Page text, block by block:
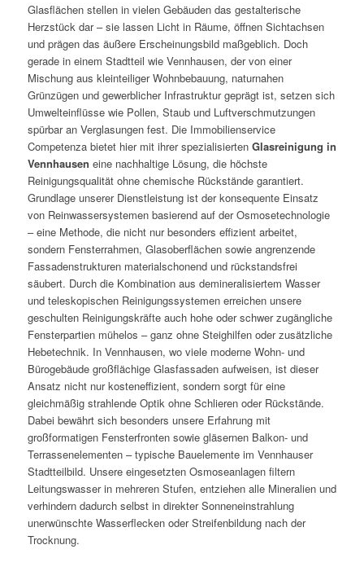
Glasflächen stellen in vielen Gebäuden das gestalterische
Herzstück dar – sie lassen Licht in Räume, öffnen Sichtachsen
und prägen das äußere Erscheinungsbild maßgeblich. Doch
gerade in einem Stadtteil wie Vennhausen, der von einer
Mischung aus kleinteiliger Wohnbebauung, naturnahen
Grünzügen und gewerblicher Infrastruktur geprägt ist, setzen sich
Umwelteinflüsse wie Pollen, Staub und Luftverschmutzungen
spürbar an Verglasungen fest. Die Immobilienservice
Competenza bietet hier mit ihrer spezialisierten Glasreinigung in
Vennhausen eine nachhaltige Lösung, die höchste
Reinigungsqualität ohne chemische Rückstände garantiert.
Grundlage unserer Dienstleistung ist der konsequente Einsatz
von Reinwassersystemen basierend auf der Osmosetechnologie
– eine Methode, die nicht nur besonders effizient arbeitet,
sondern Fensterrahmen, Glasoberflächen sowie angrenzende
Fassadenstrukturen materialschonend und rückstandsfrei
säubert. Durch die Kombination aus demineralisiertem Wasser
und teleskopischen Reinigungssystemen erreichen unsere
geschulten Reinigungskräfte auch hohe oder schwer zugängliche
Fensterpartien mühelos – ganz ohne Steighilfen oder zusätzliche
Hebetechnik. In Vennhausen, wo viele moderne Wohn- und
Bürogebäude großflächige Glasfassaden aufweisen, ist dieser
Ansatz nicht nur kosteneffizient, sondern sorgt für eine
gleichmäßig strahlende Optik ohne Schlieren oder Rückstände.
Dabei bewährt sich besonders unsere Erfahrung mit
großformatigen Fensterfronten sowie gläsernen Balkon- und
Terrassenelementen – typische Bauelemente im Vennhauser
Stadtteilbild. Unsere eingesetzten Osmoseanlagen filtern
Leitungswasser in mehreren Stufen, entziehen alle Mineralien und
verhindern dadurch selbst in direkter Sonneneinstrahlung
unerwünschte Wasserflecken oder Streifenbildung nach der
Trocknung.